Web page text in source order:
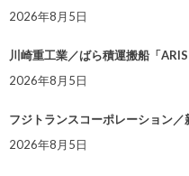
2026年8月5日
川崎重工業／ばら積運搬船「
2026年8月5日
フジトランスコーポレーション
2026年8月5日